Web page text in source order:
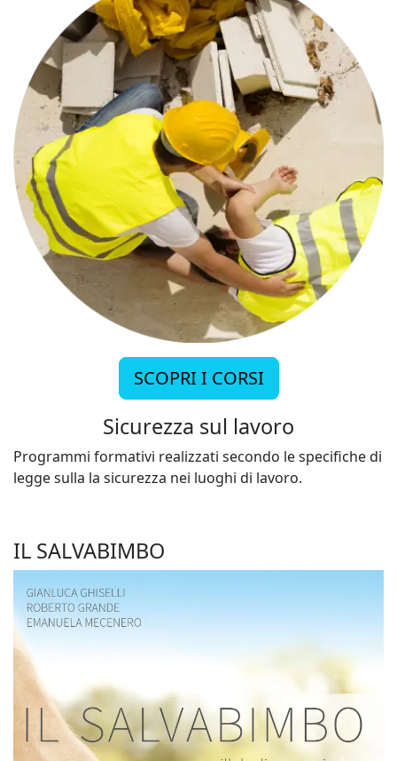
SCOPRI I CORSI
Sicurezza sul lavoro
Programmi formativi realizzati secondo le specifiche di
legge sulla la sicurezza nei luoghi di lavoro.
IL SALVABIMBO